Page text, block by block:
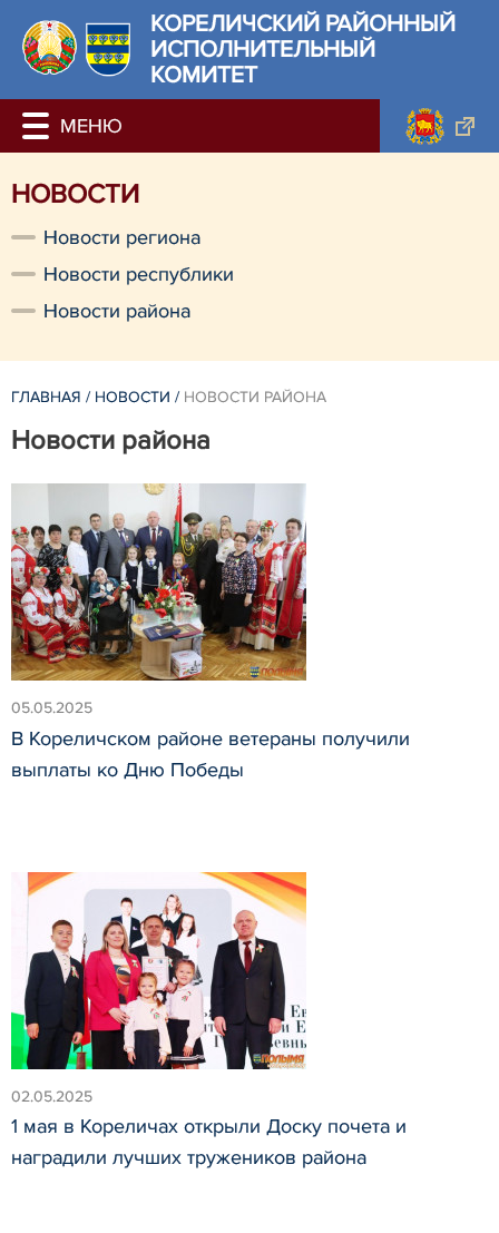
КОРЕЛИЧСКИЙ РАЙОННЫЙ
ИСПОЛНИТЕЛЬНЫЙ
КОМИТЕТ
НОВОСТИ
Новости региона
Новости республики
Новости района
ГЛАВНАЯ / НОВОСТИ / НОВОСТИ РАЙОНА
Новости района
05.05.2025
В Кореличском районе ветераны получили
выплаты ко Дню Победы
02.05.2025
1 мая в Кореличах открыли Доску почета и
наградили лучших тружеников района